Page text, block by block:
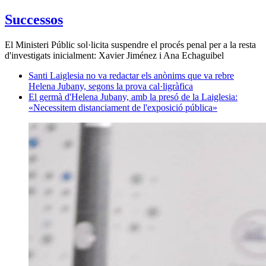
Successos
El Ministeri Públic sol·licita suspendre el procés penal per a la resta
d'investigats inicialment: Xavier Jiménez i Ana Echaguibel
Santi Laiglesia no va redactar els anònims que va rebre
Helena Jubany, segons la prova cal·ligràfica
El germà d'Helena Jubany, amb la presó de la Laiglesia:
«Necessitem distanciament de l'exposició pública»